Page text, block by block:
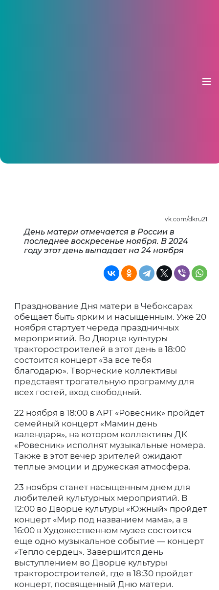
vk.com/dkru21
День матери отмечается в России в
последнее воскресенье ноября. В 2024
году этот день выпадает на 24 ноября
Празднование Дня матери в Чебоксарах
обещает быть ярким и насыщенным. Уже 20
ноября стартует череда праздничных
мероприятий. Во Дворце культуры
тракторостроителей в этот день в 18:00
состоится концерт «За все тебя
благодарю». Творческие коллективы
представят трогательную программу для
всех гостей, вход свободный.
22 ноября в 18:00 в АРТ «Ровесник» пройдет
семейный концерт «Мамин день
календаря», на котором коллективы ДК
«Ровесник» исполнят музыкальные номера.
Также в этот вечер зрителей ожидают
теплые эмоции и дружеская атмосфера.
23 ноября станет насыщенным днем для
любителей культурных мероприятий. В
12:00 во Дворце культуры «Южный» пройдет
концерт «Мир под названием мама», а в
16:00 в Художественном музее состоится
еще одно музыкальное событие — концерт
«Тепло сердец». Завершится день
выступлением во Дворце культуры
тракторостроителей, где в 18:30 пройдет
концерт, посвященный Дню матери.